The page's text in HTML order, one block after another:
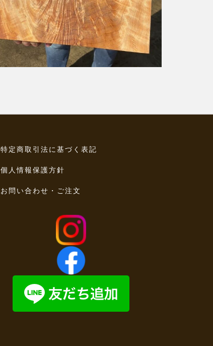
特定商取引法に基づく表記
個人情報保護方針
お問い合わせ・ご注文